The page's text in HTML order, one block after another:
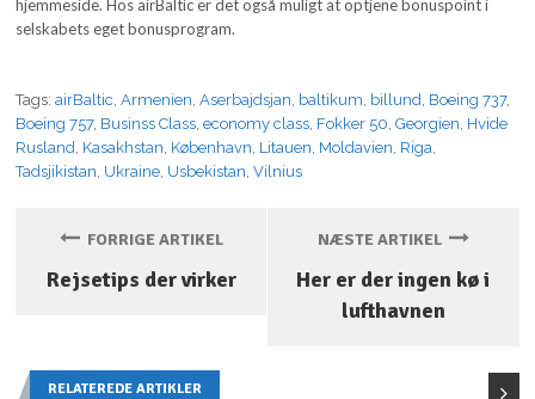
hjemmeside. Hos airBaltic er det også muligt at optjene bonuspoint i
selskabets eget bonusprogram.
Tags:airBaltic,Armenien,Aserbajdsjan, baltikum, billund, Boeing 737,
Boeing 757, Businss Class,economy class, Fokker 50,Georgien, Hvide
Rusland, Kasakhstan, København, Litauen, Moldavien, Riga,
Tadsjikistan, Ukraine, Usbekistan,Vilnius
FORRIGE ARTIKEL
Rejsetips der virker
NÆSTE ARTIKEL
Her er der ingen kø i
lufthavnen
RELATEREDE ARTIKLER